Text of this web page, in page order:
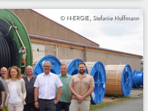
© N-ERGIE, Stefanie Hoffmann